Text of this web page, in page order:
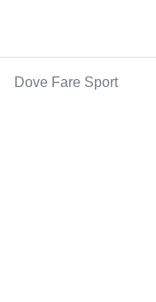
Dove Fare Sport